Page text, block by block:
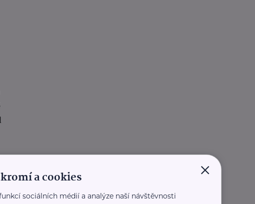
×
a cookies
sociálních médií a analýze naší návštěvnosti